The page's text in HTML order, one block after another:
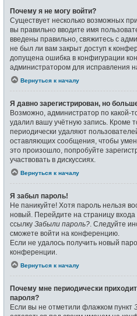
Почему я не могу войти?
Существует несколько возможных
вы правильно вводите имя
введены правильно, свяжитесь с
не был ли вам закрыт доступ к
допущена ошибка в конфигурации
администратором для исправления
Вернуться к началу
Я давно зарегистрирован, но
Возможно, администратор по какой-
удалил вашу учётную запись. Кроме
периодически удаляют
оставляющих сообщения, чтобы
это произошло, попробуйте
участвовать в дискуссиях.
Вернуться к началу
Я забыл пароль!
Не паникуйте! Хотя пароль нельзя
новый. Перейдите на страницу
ссылку Забыли пароль? . Следуйте
сможете войти на конференцию.
Если не удалось получить новый
конференции.
Вернуться к началу
Почему мне периодически
пароля?
Если вы не отметили флажком пункт